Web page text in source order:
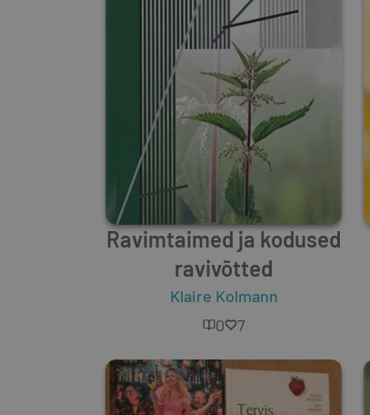
Ravimtaimed ja kodused
ravivõtted
Klaire Kolmann
0
7